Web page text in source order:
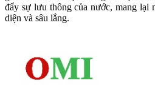
đẩy sự lưu thông của nước, mang lại
diện và sâu lắng.